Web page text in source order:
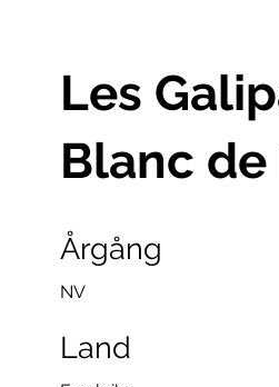
Les
Blanc
Årgång
NV
Land